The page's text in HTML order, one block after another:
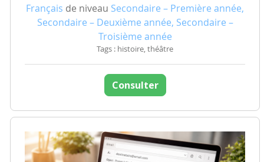
Français de niveau Secondaire – Première année,
Secondaire – Deuxième année, Secondaire –
Troisième année
Tags : histoire, théâtre
Consulter